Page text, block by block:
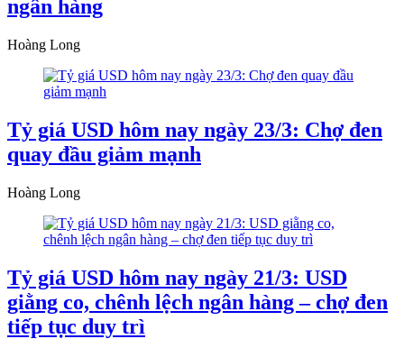
ngân hàng
Hoàng Long
Tỷ giá USD hôm nay ngày 23/3: Chợ đen
quay đầu giảm mạnh
Hoàng Long
Tỷ giá USD hôm nay ngày 21/3: USD
giằng co, chênh lệch ngân hàng – chợ đen
tiếp tục duy trì